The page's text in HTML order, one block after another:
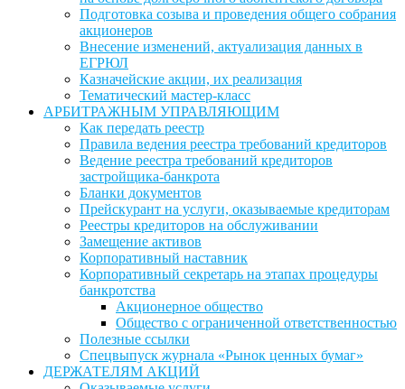
Подготовка созыва и проведения общего собрания
акционеров
Внесение изменений, актуализация данных в
ЕГРЮЛ
Казначейские акции, их реализация
Тематический мастер-класс
АРБИТРАЖНЫМ УПРАВЛЯЮЩИМ
Как передать реестр
Правила ведения реестра требований кредиторов
Ведение реестра требований кредиторов
застройщика-банкрота
Бланки документов
Прейскурант на услуги, оказываемые кредиторам
Реестры кредиторов на обслуживании
Замещение активов
Корпоративный наставник
Корпоративный секретарь на этапах процедуры
банкротства
Акционерное общество
Общество с ограниченной ответственностью
Полезные ссылки
Спецвыпуск журнала «Рынок ценных бумаг»
ДЕРЖАТЕЛЯМ АКЦИЙ